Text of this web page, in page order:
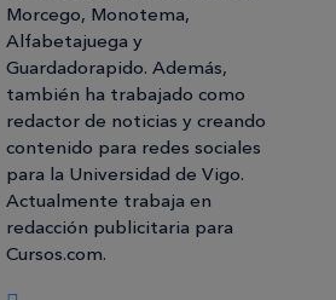
Morcego, Monotema,
Alfabetajuega y
Guardadorapido. Además,
también ha trabajado como
redactor de noticias y creando
contenido para redes sociales
para la Universidad de Vigo.
Actualmente trabaja en
redacción publicitaria para
Cursos.com.